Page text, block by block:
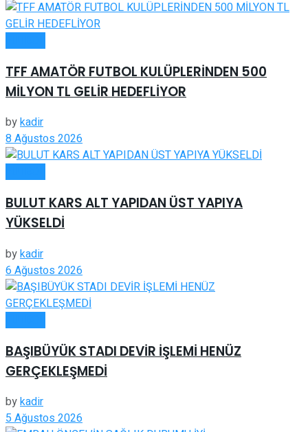
TFF AMATÖR FUTBOL KULÜPLERİNDEN 500
MİLYON TL GELİR HEDEFLİYOR
bykadir
8 Ağustos 2026
BULUT KARS ALT YAPIDAN ÜST YAPIYA
YÜKSELDİ
bykadir
6 Ağustos 2026
BAŞIBÜYÜK STADI DEVİR İŞLEMİ HENÜZ
GERÇEKLEŞMEDİ
bykadir
5 Ağustos 2026